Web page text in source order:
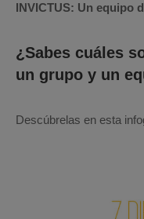
INVICTUS: Un equipo
¿Sabes cuáles
un grupo y un
Descúbrelas en esta